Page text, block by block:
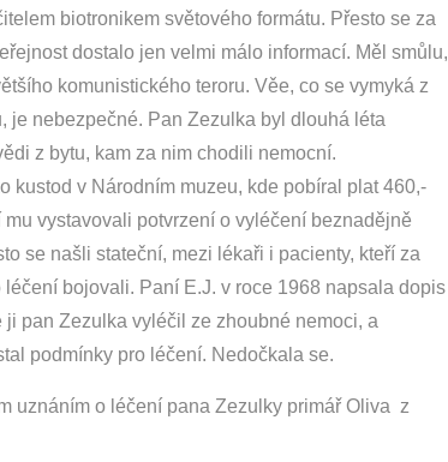
biotronikem světového formátu. Přesto se za
dostalo jen velmi málo informací. Měl smůlu,
komunistického teroru. Věe, co se vymyká z
je nebezpečné. Pan Zezulka byl dlouhá léta
z bytu, kam za nim chodili nemocní.
kustod v Národním muzeu, kde pobíral plat 460,-
vystavovali potvrzení o vyléčení beznadějně
se našli stateční, mezi lékaři i pacienty, kteří za
bojovali. Paní E.J. v roce 1968 napsala dopis
pan Zezulka vyléčil ze zhoubné nemoci, a
podmínky pro léčení. Nedočkala se.
o léčení pana Zezulky primář Oliva z